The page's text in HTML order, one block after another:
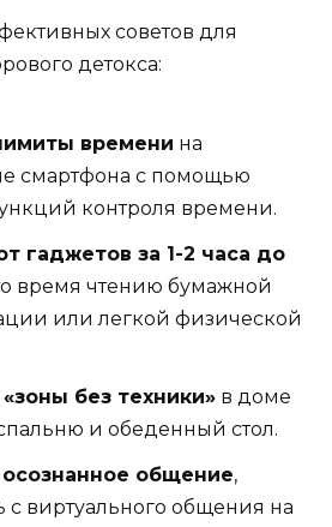
советов для
детокса:
времени на
смартфона с помощью
контроля времени.
гаджетов за 1-2 часа до
время чтению бумажной
или легкой физической
без техники» в доме
и обеденный стол.
осознанное общение,
с виртуального общения на